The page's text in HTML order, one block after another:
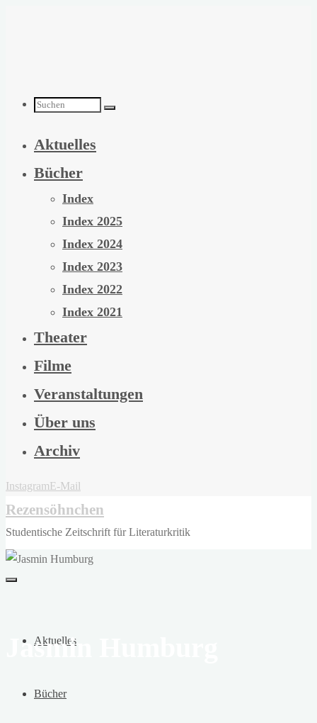
Suchen
nach:
Aktuelles
Bücher
Index
Index 2025
Index 2024
Index 2023
Index 2022
Index 2021
Theater
Filme
Veranstaltungen
Über uns
Archiv
InstagramE-Mail
Rezensöhnchen
Studentische Zeitschrift für Literaturkritik
Aktuelles
Bücher
Jasmin Humburg